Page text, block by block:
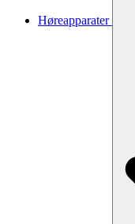
Høreapparater